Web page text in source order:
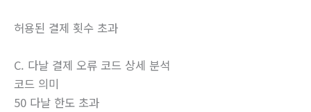
허용된 결제 횟수 초과
C. 다날 결제 오류 코드 상세 분석
코드 의미
50 다날 한도 초과